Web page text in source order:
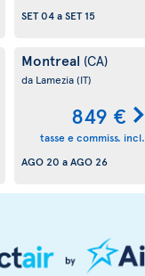
SET 04aSET 15
Montreal (CA)
da Lamezia(IT)
849 €
tasse e commiss. incl.
AGO 20 aAGO 26